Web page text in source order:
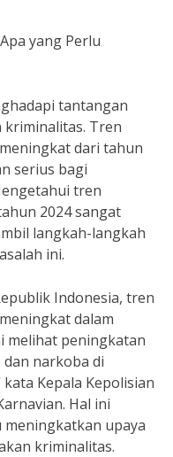
yang Perlu
tantangan
kriminalitas. Tren
dari tahun
serius bagi
tren
2024 sangat
langkah-langkah
ini.
Indonesia, tren
dalam
melihat peningkatan
narkoba di
Kepala Kepolisian
Hal ini
upaya
kriminalitas.